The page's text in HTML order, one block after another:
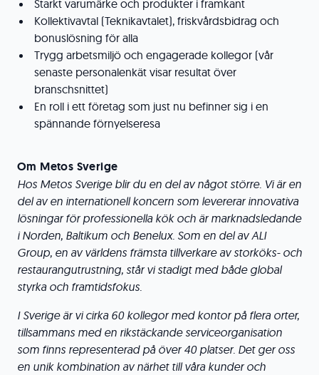
Starkt varumärke och produkter i framkant
Kollektivavtal (Teknikavtalet), friskvårdsbidrag och
bonuslösning för alla
Trygg arbetsmiljö och engagerade kollegor (vår
senaste personalenkät visar resultat över
branschsnittet)
En roll i ett företag som just nu befinner sig i en
spännande förnyelseresa
Om Metos Sverige
Hos Metos Sverige blir du en del av något större. Vi är en
del av en internationell koncern som levererar innovativa
lösningar för professionella kök och är marknadsledande
i Norden, Baltikum och Benelux. Som en del av ALI
Group, en av världens främsta tillverkare av storköks- och
restaurangutrustning, står vi stadigt med både global
styrka och framtidsfokus.
I Sverige är vi cirka 60 kollegor med kontor på flera orter,
tillsammans med en rikstäckande serviceorganisation
som finns representerad på över 40 platser. Det ger oss
en unik kombination av närhet till våra kunder och